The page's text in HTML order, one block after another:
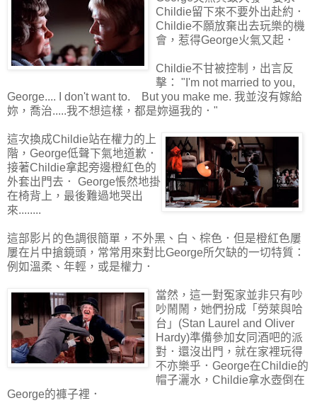
Childie留下來不要外出赴約．
Childie不願放棄出去玩樂的機
會，惹得George火氣又起．
Childie不甘被控制，出言反
擊： "I'm not married to you,
George.... I don't want to. But you make me. 我並沒有嫁給
妳，喬治.....我不想這樣，都是妳逼我的．"
這次換成Childie站在權力的上
階，George低聲下氣地道歉．
接著Childie拿起旁邊橙紅色的
外套出門去． George悵然地掛
在椅背上，最後難過地哭出
來........
這部影片的色調很簡單，不外黑、白、棕色．但是橙紅色屢
屢在片中搶鏡頭，常常用來對比George所欠缺的一切特質：
例如溫柔、年輕，或是權力．
當然，這一對冤家並非只有吵
吵鬧鬧，她們扮成「勞萊與哈
台」(Stan Laurel and Oliver
Hardy)準備參加女同酒吧的派
對．還沒出門，就在家裡玩得
不亦樂乎．George在Childie的
帽子灑水，Childie拿水壺倒在
George的褲子裡．